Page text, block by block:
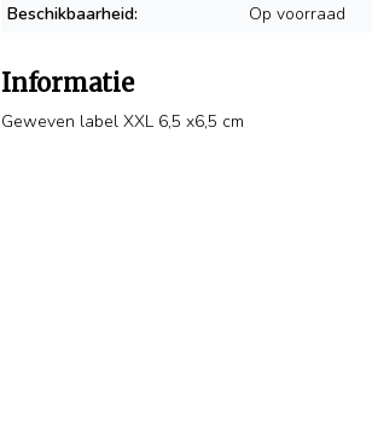
Beschikbaarheid:
Op voorraad
Informatie
Geweven label XXL 6,5 x6,5 cm